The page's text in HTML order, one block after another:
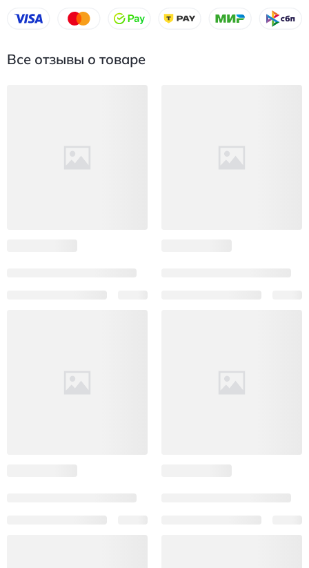
Все отзывы о товаре